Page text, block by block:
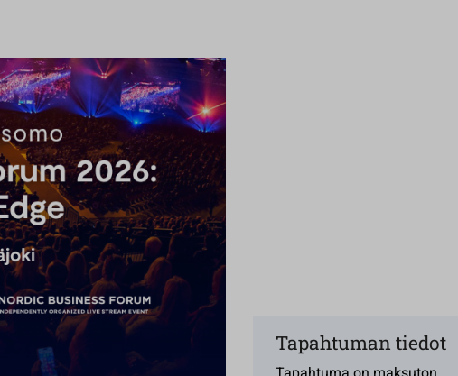
Tapahtuman tiedot